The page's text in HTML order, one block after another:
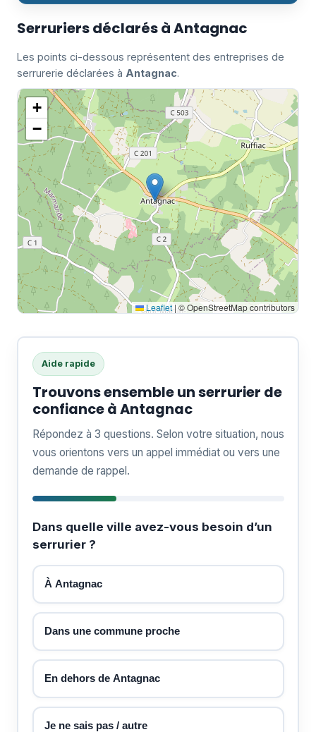
Serruriers déclarés à Antagnac
Les points ci-dessous représentent des entreprises de
serrurerie déclarées à Antagnac.
+
−
Leaflet|© OpenStreetMap contributors
Aide rapide
Trouvons ensemble un serrurier de
confiance à Antagnac
Répondez à 3 questions. Selon votre situation, nous
vous orientons vers un appel immédiat ou vers une
demande de rappel.
Dans quelle ville avez-vous besoin d’un
serrurier ?
À Antagnac
Dans une commune proche
En dehors de Antagnac
Je ne sais pas / autre